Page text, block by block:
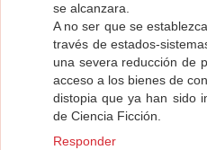
se alcanzara.
A no ser que se
través de estados-
una severa reducción de
acceso a los bienes de
distopia que ya han sido
de Ciencia Ficción.
Responder